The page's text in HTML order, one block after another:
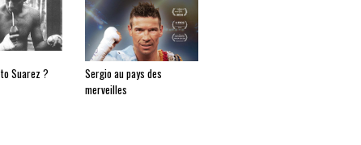
Suarez ?
Sergio au pays des
merveilles